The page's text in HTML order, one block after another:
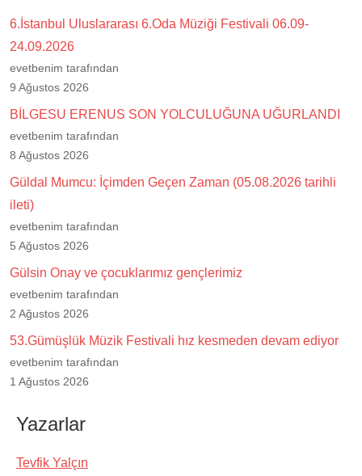
6.İstanbul Uluslararası 6.Oda Müziği Festivali 06.09-
24.09.2026
evetbenim tarafından
9 Ağustos 2026
BİLGESU ERENUS SON YOLCULUĞUNA UĞURLANDI
evetbenim tarafından
8 Ağustos 2026
Güldal Mumcu: İçimden Geçen Zaman (05.08.2026 tarihli
ileti)
evetbenim tarafından
5 Ağustos 2026
Gülsin Onay ve çocuklarımız gençlerimiz
evetbenim tarafından
2 Ağustos 2026
53.Gümüşlük Müzik Festivali hız kesmeden devam ediyor
evetbenim tarafından
1 Ağustos 2026
Yazarlar
Tevfik Yalçın